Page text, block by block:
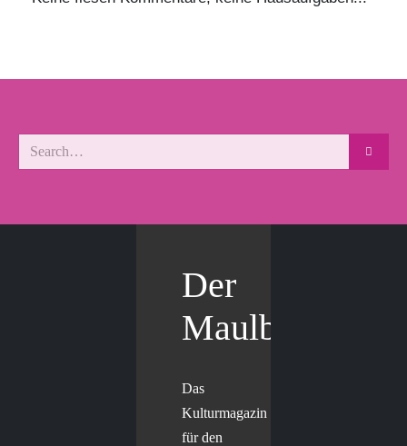
Der
Maulbär
Das
Kulturmagazin
für den